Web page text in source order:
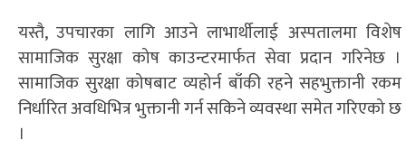
यस्तै, उपचारका लागि आउने लाभार्थीलाई अस्पतालमा विशेष
सामाजिक सुरक्षा कोष काउन्टरमार्फत सेवा प्रदान गरिनेछ ।
सामाजिक सुरक्षा कोषबाट व्यहोर्न बाँकी रहने सहभुक्तानी रकम
निर्धारित अवधिभित्र भुक्तानी गर्न सकिने व्यवस्था समेत गरिएको छ
।